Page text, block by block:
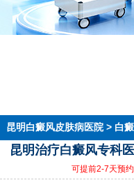
昆明白癜风皮肤病医院> 白
昆明治疗白癜风专科
可提前2-7天预